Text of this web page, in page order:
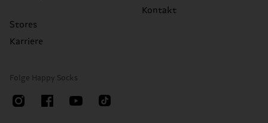
Stores
Karriere
Kontakt
Folge Happy Socks